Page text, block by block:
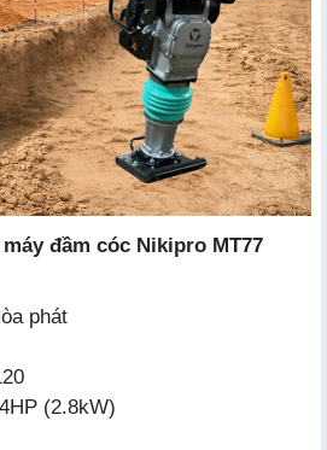
kỳ
cơ bản
đầm cóc Nikipro MT77
phát
(2.8kW)